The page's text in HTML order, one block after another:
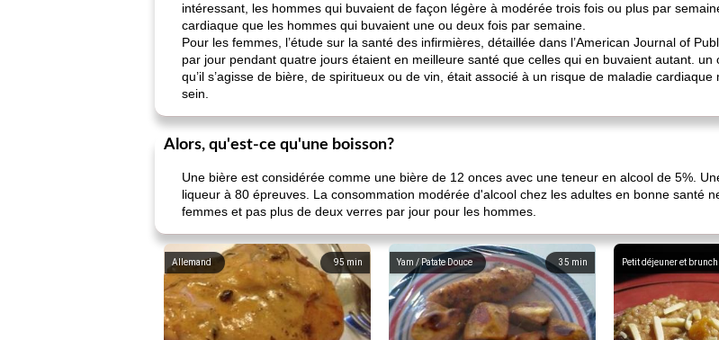
intéressant, les hommes qui buvaient de façon légère à modérée trois fois ou plus par
cardiaque que les hommes qui buvaient une ou deux fois par semaine.
Pour les femmes, l’étude sur la santé des infirmières, détaillée dans l’American Journal of
par jour pendant quatre jours étaient en meilleure santé que celles qui en buvaient autant. un
qu’il s’agisse de bière, de spiritueux ou de vin, était associé à un risque de maladie
sein.
Alors, qu'est-ce qu'une boisson?
Une bière est considérée comme une bière de 12 onces avec une teneur en alcool de 5%.
liqueur à 80 épreuves. La consommation modérée d'alcool chez les adultes en bonne santé
femmes et pas plus de deux verres par jour pour les hommes.
95min
Allemand 35 min
Yam / Patate Douce Petit déjeuner et brunch